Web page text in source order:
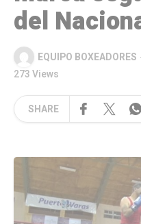
del
EQUIPO BOXEADORES
273 Views
SHARE